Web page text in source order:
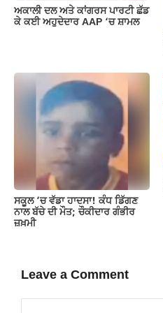
ਅਕਾਲੀ ਦਲ ਅਤੇ ਕਾਂਗਰਸ ਪਾਰਟੀ ਛੱਡ
ਕੇ ਕਈ ਅਹੁਦੇਦਾਰ AAP ‘ਚ ਸ਼ਾਮਲ
ਸਕੂਲ ’ਚ ਵੱਡਾ ਹਾਦਸਾ! ਕੰਧ ਡਿੱਗਣ
ਨਾਲ ਬੱਚੇ ਦੀ ਮੌਤ; ਚੌਕੀਦਾਰ ਗੰਭੀਰ
ਜ਼ਖ਼ਮੀ
Leave a Comment